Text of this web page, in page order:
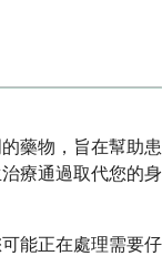
藥物，旨在幫助患
療通過取代您的身
能正在處理需要仔